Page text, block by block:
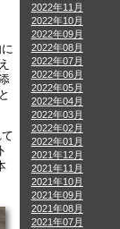
2022年11月
2022年10月
2022年09月
2022年08月
2022年07月
2022年06月
2022年05月
2022年04月
2022年03月
2022年02月
2022年01月
2021年12月
2021年11月
2021年10月
2021年09月
2021年08月
2021年07月